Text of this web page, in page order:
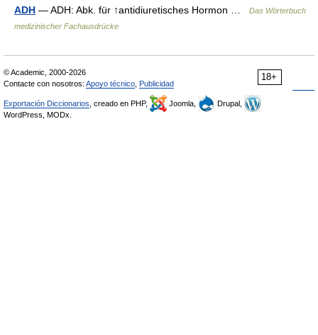
ADH — ADH: Abk. für ↑antidiuretisches Hormon …
Das Wörterbuch
medizinischer Fachausdrücke
18+
© Academic, 2000-2026
Contacte con nosotros: Apoyo técnico Publicidad
Exportación Diccionarios , creado en PHP, Joomla,
Drupal,
WordPress, MODx.